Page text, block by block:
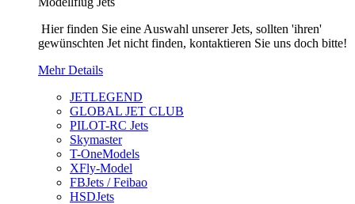
Hier finden Sie eine Auswahl unserer Jets, sollten 'ihren'
gewünschten Jet nicht finden, kontaktieren Sie uns doch bitte!
Mehr Details
JETLEGEND
GLOBAL JET CLUB
PILOT-RC Jets
Skymaster
T-OneModels
XFly-Model
FBJets / Feibao
HSDJets